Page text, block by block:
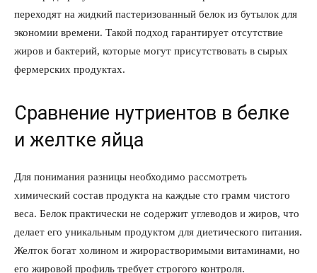
переходят на жидкий пастеризованный белок из бутылок для
экономии времени. Такой подход гарантирует отсутствие
жиров и бактерий, которые могут присутствовать в сырых
фермерских продуктах.
Сравнение нутриентов в белке
и желтке яйца
Для понимания разницы необходимо рассмотреть
химический состав продукта на каждые сто грамм чистого
веса. Белок практически не содержит углеводов и жиров, что
делает его уникальным продуктом для диетического питания.
Желток богат холином и жирорастворимыми витаминами, но
его жировой профиль требует строгого контроля.